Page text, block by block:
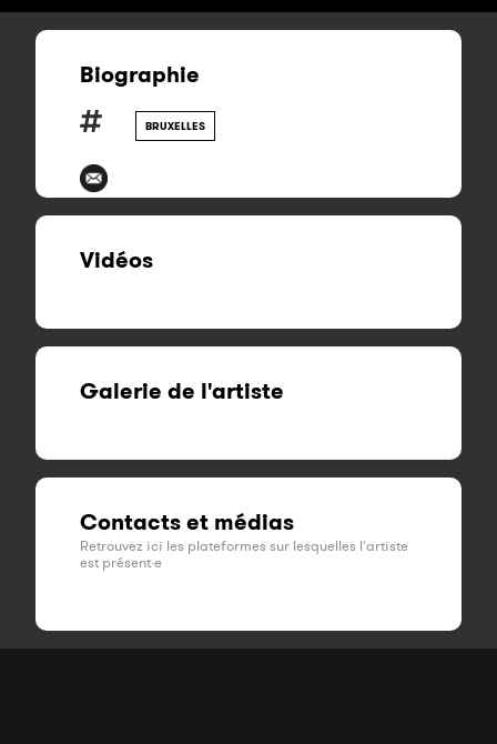
Biographie
BRUXELLES
Vidéos
Galerie de l'artiste
Contacts et médias
Retrouvez ici les plateformes sur lesquelles l'artiste
est présent·e